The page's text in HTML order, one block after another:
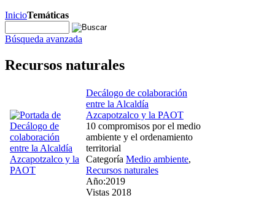
InicioTemáticas
Búsqueda avanzada
Recursos naturales
Decálogo de colaboración
entre la Alcaldía
Azcapotzalco y la PAOT
10 compromisos por el medio
ambiente y el ordenamiento
territorial
Categoría Medio ambiente,
Recursos naturales
Año:2019
Vistas 2018